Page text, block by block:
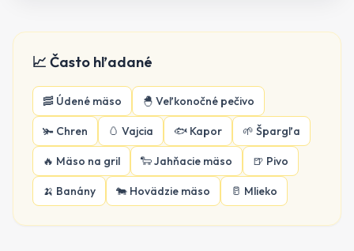
📈 Často hľadané
🥓 Údené mäso 🐣 Veľkonočné pečivo
🫚 Chren 🥚 Vajcia 🐟 Kapor 🌱 Špargľa
🔥 Mäso na gril 🐑Jahňacie mäso 🍺 Pivo
🍌 Banány 🐄 Hovädzie mäso 🥛 Mlieko